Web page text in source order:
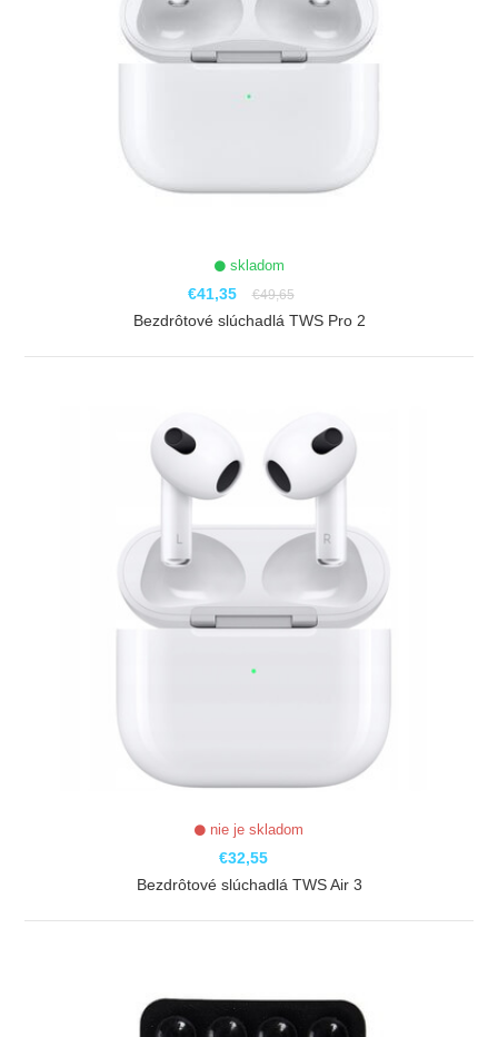
skladom
€41,35 €49,65
Bezdrôtové slúchadlá TWS Pro 2
nie je skladom
€32,55
Bezdrôtové slúchadlá TWS Air 3